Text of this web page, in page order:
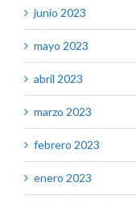
junio 2023
mayo 2023
abril 2023
marzo 2023
febrero 2023
enero 2023